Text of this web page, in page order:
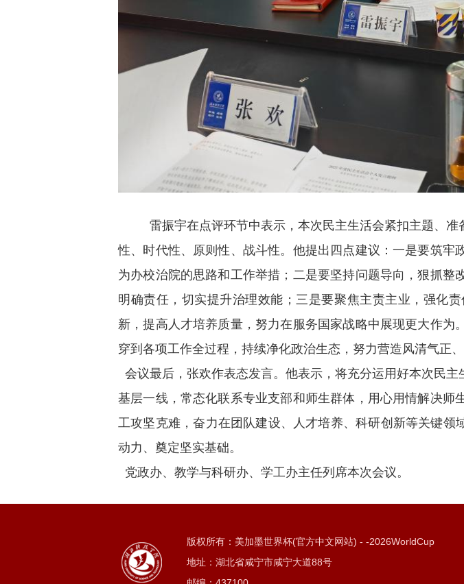
雷振宇在点评环节中表示，本次民主生活会紧扣主题、
性、时代性、原则性、战斗性。他提出四点建议：一是要筑
为办校治院的思路和工作举措；二是要坚持问题导向，狠抓
明确责任，切实提升治理效能；三是要聚焦主责主业，强化
新，提高人才培养质量，努力在服务国家战略中展现更大作
穿到各项工作全过程，持续净化政治生态，努力营造风清气正
会议最后，张欢作表态发言。他表示，将充分运用好本次民
基层一线，常态化联系专业支部和师生群体，用心用情解决
工攻坚克难，奋力在团队建设、人才培养、科研创新等关键
动力、奠定坚实基础。
党政办、教学与科研办、学工办主任列席本次会议。
版权所有：美加墨世界杯(官方中文网站) - -2026WorldCup
地址：湖北省咸宁市咸宁大道88号